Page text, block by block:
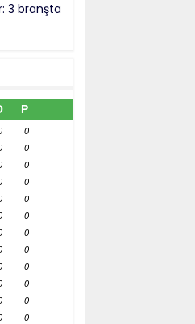
3 branşta
P
0
0
0
0
0
0
0
0
0
0
0
0